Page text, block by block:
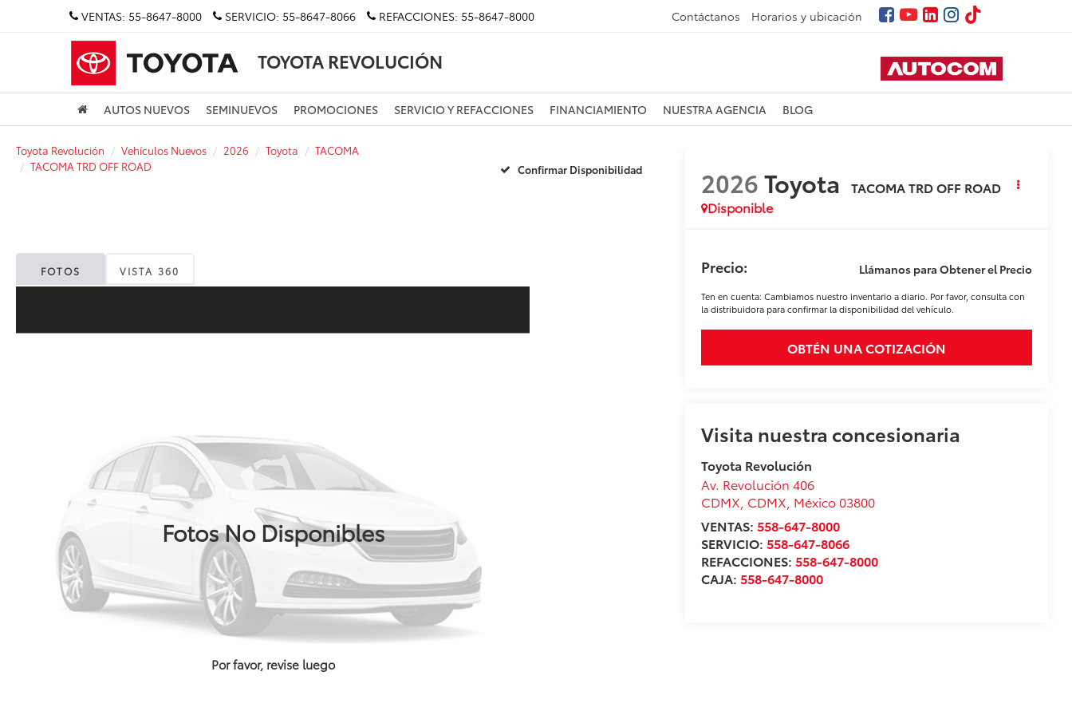
VENTAS: 55-8647-8000 SERVICIO: 55-8647-8066 REFACCIONES: 55-8647-8000 Contáctanos Horarios y ubicación
TOYOTA REVOLUCIÓN
AUTOS NUEVOS SEMINUEVOS PROMOCIONES SERVICIO Y REFACCIONES FINANCIAMIENTO NUESTRA AGENCIA BLOG
Toyota Revolución Vehículos Nuevos 2026 Toyota
TACOMA
TACOMA TRD OFF ROAD
Confirmar Disponibilidad
FOTOS VISTA 360
Fotos No Disponibles
Por favor, revise luego
2026Toyota
TACOMA TRD OFF ROAD
Disponible
Precio: Llámanos para Obtener el Precio
Ten en cuenta: Cambiamos nuestro inventario a diario. Por favor, consulta con
la distribuidora para confirmar la disponibilidad del vehículo.
OBTÉN UNA COTIZACIÓN
Visita nuestra concesionaria
Toyota Revolución
Av. Revolución 406
CDMX CDMX , México 03800
VENTAS:558-647-8000
SERVICIO:558-647-8066
REFACCIONES:558-647-8000
CAJA:558-647-8000